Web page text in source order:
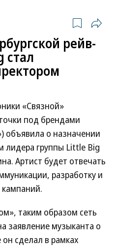
рейв-
стал
«Связной»
под брендами
объявила о назначении
лидера группы Little Big
Артист будет отвечать
разработку и
таким образом сеть
заявление музыканта о
сделал в рамках